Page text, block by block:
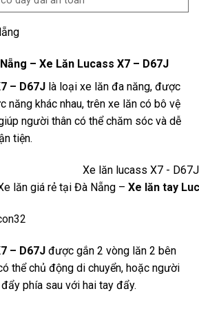
– Xe Lăn Lucass X7 – D67J
– D67J là loại xe lăn đa năng, được
năng khác nhau, trên xe lăn có bô vệ
người thân có thể chăm sóc và dễ
tiện.
lăn giá rẻ tại Đà Nẵng – Xe lăn tay
– D67J được gắn 2 vòng lăn 2 bên
thể chủ động di chuyển, hoặc người
phía sau với hai tay đẩy.